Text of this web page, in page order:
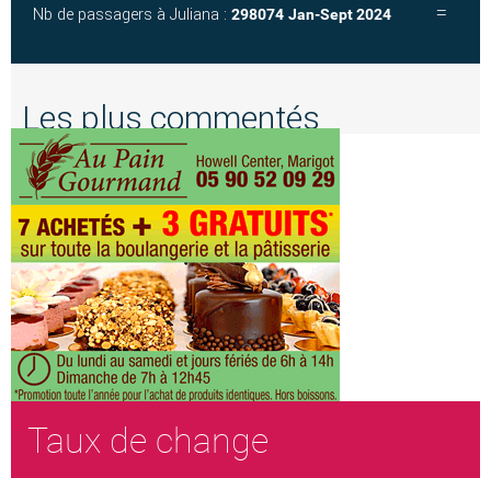
Nb de passagers à Juliana : 298074 Jan-Sept 2024
Les plus commentés
Taux de change